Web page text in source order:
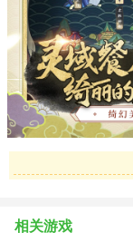
打造灵界网红餐厅
餐厅玩法面板详细展
息，玩家可据此安
的料理，以此升级餐
饰玩法，可对整个餐
自由布置，打造专属
相关游戏